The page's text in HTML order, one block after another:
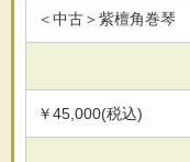
＜中古＞紫檀角巻琴
￥45,000(税込)